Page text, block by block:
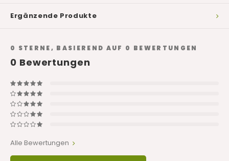
Ergänzende Produkte
0 STERNE, BASIEREND AUF 0 BEWERTUNGEN
0 Bewertungen
Alle Bewertungen